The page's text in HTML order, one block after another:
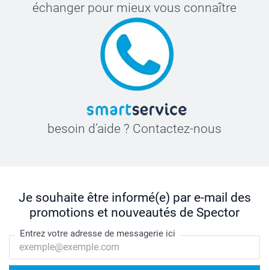
échanger pour mieux vous connaître
besoin d’aide ? Contactez-nous
Je souhaite être informé(e) par e-mail des
promotions et nouveautés de Spector
Entrez votre adresse de messagerie ici